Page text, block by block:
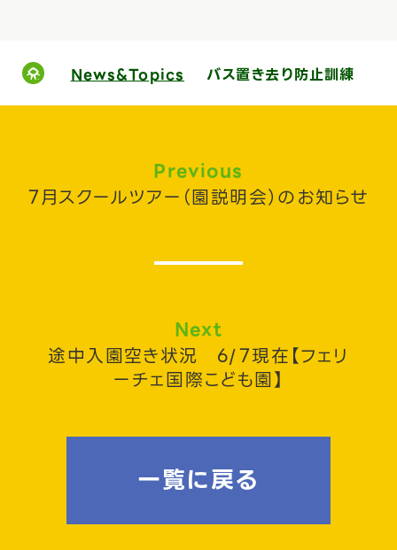
News&Topics バス置き去り防止訓練
Previous
7月スクールツアー（園説明会）のお知らせ
一覧に戻る
Next
途中入園空き状況 6/7現在【フェリ
ーチェ国際こども園】